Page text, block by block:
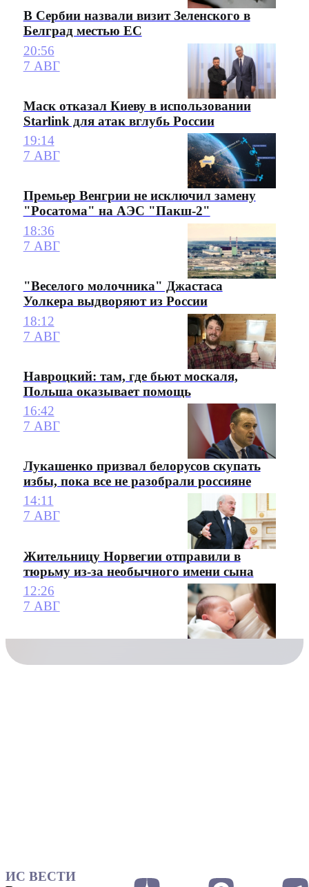
В Сербии назвали визит Зеленского в
Белград местью ЕС
20:56
7 АВГ
Маск отказал Киеву в использовании
Starlink для атак вглубь России
19:14
7 АВГ
Премьер Венгрии не исключил замену
"Росатома" на АЭС "Пакш-2"
18:36
7 АВГ
"Веселого молочника" Джастаса
Уолкера выдворяют из России
18:12
7 АВГ
Навроцкий: там, где бьют москаля,
Польша оказывает помощь
16:42
7 АВГ
Лукашенко призвал белорусов скупать
избы, пока все не разобрали россияне
14:11
7 АВГ
Жительницу Норвегии отправили в
тюрьму из-за необычного имени сына
12:26
7 АВГ
ИС ВЕСТИ